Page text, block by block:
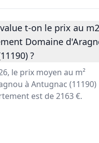
t-on le prix au m2
Domaine
?
le prix moyen au m²
à Antugnac (11190)
est de 2163 €.